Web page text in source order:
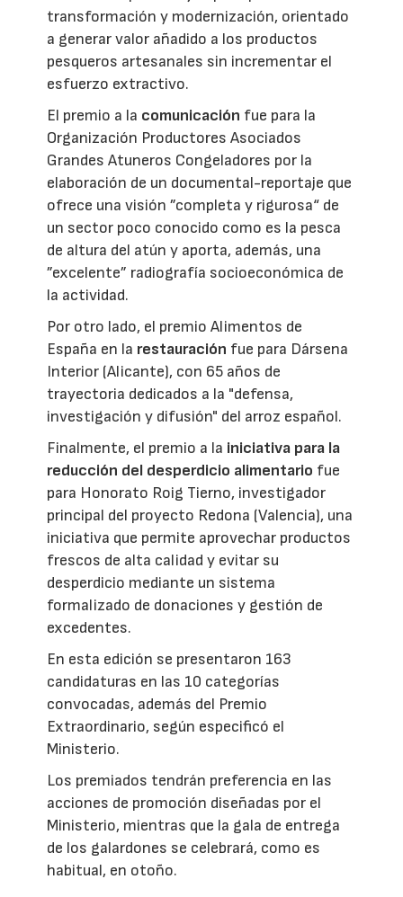
transformación y modernización, orientado
a generar valor añadido a los productos
pesqueros artesanales sin incrementar el
esfuerzo extractivo.
El premio a la comunicación fue para la
Organización Productores Asociados
Grandes Atuneros Congeladores por la
elaboración de un documental-reportaje que
ofrece una visión ”completa y rigurosa“ de
un sector poco conocido como es la pesca
de altura del atún y aporta, además, una
”excelente” radiografía socioeconómica de
la actividad.
Por otro lado, el premio Alimentos de
España en la restauración fue para Dársena
Interior (Alicante), con 65 años de
trayectoria dedicados a la "defensa,
investigación y difusión" del arroz español.
Finalmente, el premio a la iniciativa para la
reducción del desperdicio alimentario fue
para Honorato Roig Tierno, investigador
principal del proyecto Redona (Valencia), una
iniciativa que permite aprovechar productos
frescos de alta calidad y evitar su
desperdicio mediante un sistema
formalizado de donaciones y gestión de
excedentes.
En esta edición se presentaron 163
candidaturas en las 10 categorías
convocadas, además del Premio
Extraordinario, según especificó el
Ministerio.
Los premiados tendrán preferencia en las
acciones de promoción diseñadas por el
Ministerio, mientras que la gala de entrega
de los galardones se celebrará, como es
habitual, en otoño.